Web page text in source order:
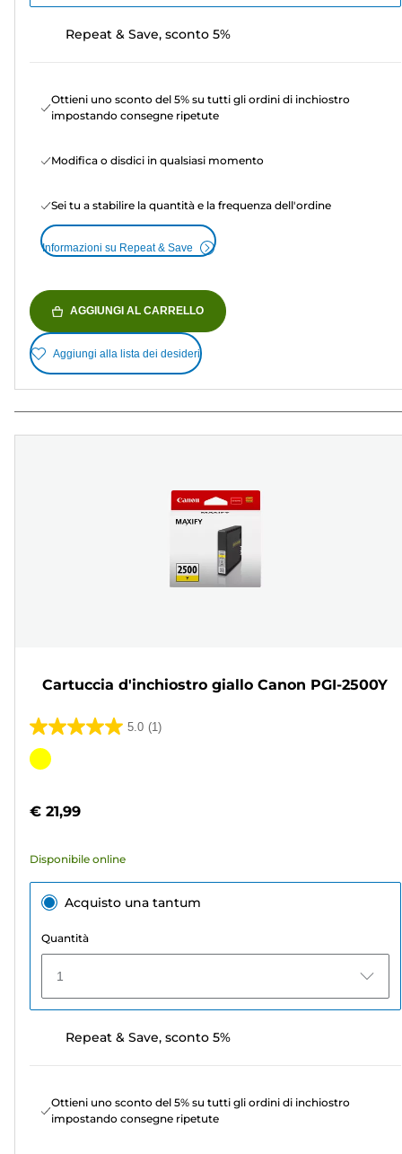
Repeat & Save, sconto 5%
Ottieni uno sconto del 5% su tutti gli ordini di inchiostro
impostando consegne ripetute
Modifica o disdici in qualsiasi momento
Sei tu a stabilire la quantità e la frequenza dell'ordine
Informazioni su Repeat & Save
AGGIUNGI AL CARRELLO
Aggiungi alla lista dei desideri
Cartuccia d'inchiostro giallo Canon PGI-2500Y
5.0 (1)
5.0
su
Cartuccia
colori
€ 21,99
Disponibile online
Acquisto una tantum
Quantità
1
Repeat & Save, sconto 5%
Ottieni uno sconto del 5% su tutti gli ordini di inchiostro
impostando consegne ripetute